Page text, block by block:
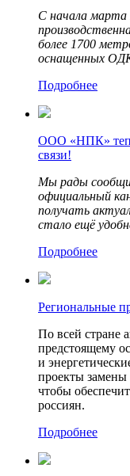
С начала марта
более 1700
оснащенных
Подробнее
ООО «НПК»
связи!
Мы рады
официальный
получать
стало ещё
Подробнее
Региональные
По всей стране
предстоящему
и
проекты замены
чтобы
россиян.
Подробнее